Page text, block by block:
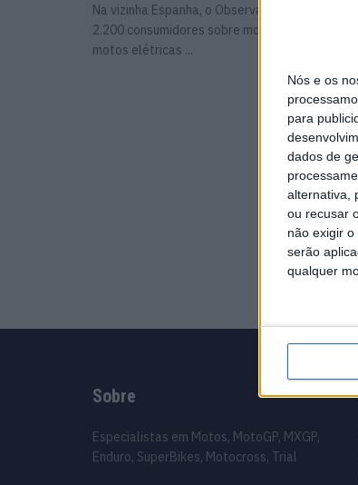
Nós e os
para
dados de
alternativa,
ou recusar
não exigir
serão
qualquer
Na vizinha Espanha, o Observatório Cetelem
2.200 consumidores sobre mobilidade
motos elétricas ...
Sobre
Especialistas em Motos, MotoGP, MXGP,
Enduro, SuperBikes, Motocross, Trial